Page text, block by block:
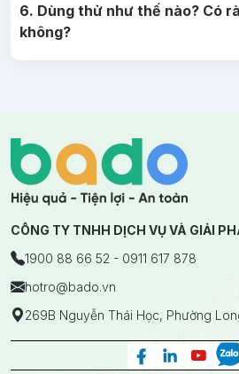
6. Dùng thử như thế nào? Có
không?
CÔNG TY TNHH DỊCH VỤ VÀ GIẢI
1900 88 66 52 - 0911 617 878
hotro@bado.vn
269B Nguyễn Thái Học, Phường